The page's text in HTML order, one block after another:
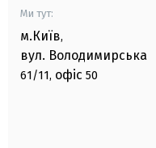
Ми тут:
м.Київ,
вул. Володимирська
61/11, офіс 50